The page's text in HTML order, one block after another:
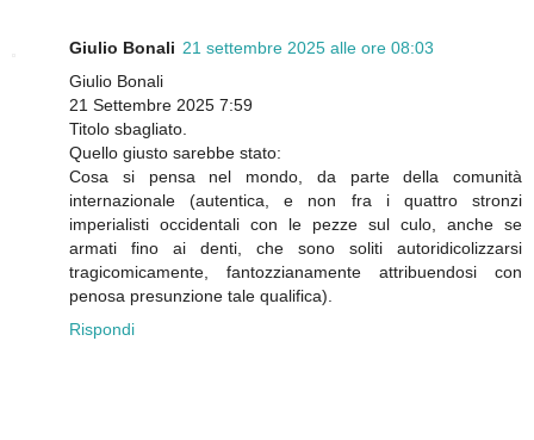
Giulio Bonali 21 settembre 2025 alle ore 08:03
Giulio Bonali
21 Settembre 2025 7:59
Titolo sbagliato.
Quello giusto sarebbe stato:
Cosa si pensa nel mondo, da parte della comunità
internazionale (autentica, e non fra i quattro stronzi
imperialisti occidentali con le pezze sul culo, anche se
armati fino ai denti, che sono soliti autoridicolizzarsi
tragicomicamente, fantozzianamente attribuendosi con
penosa presunzione tale qualifica).
Rispondi